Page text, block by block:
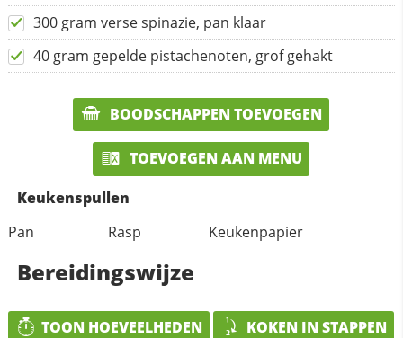
300 gram verse spinazie, pan klaar
40 gram gepelde pistachenoten, grof gehakt
BOODSCHAPPEN TOEVOEGEN
TOEVOEGEN AAN MENU
Keukenspullen
Pan
Rasp Keukenpapier
Bereidingswijze
TOON HOEVEELHEDEN KOKEN IN STAPPEN